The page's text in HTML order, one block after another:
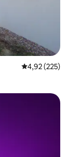
Priemerné
4,92 (225)